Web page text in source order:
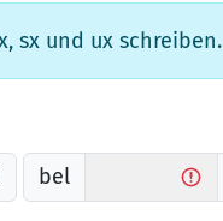
sx und ux schreiben.
bel